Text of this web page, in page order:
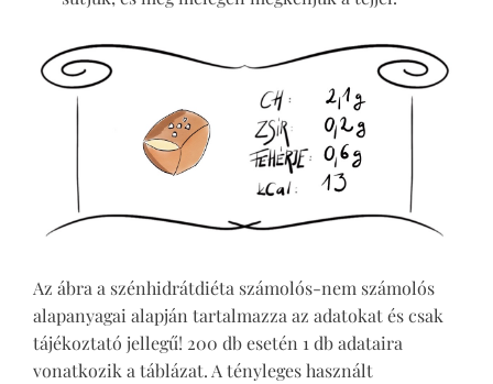
Az ábra a szénhidrátdiéta számolós-nem számolós
alapanyagai alapján tartalmazza az adatokat és csak
tájékoztató jellegű! 200 db esetén 1 db adataira
vonatkozik a táblázat. A tényleges használt